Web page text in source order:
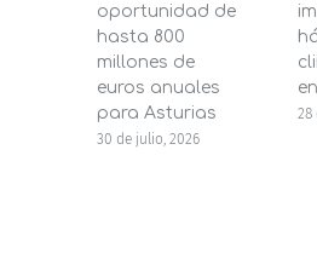
oportunidad de
hasta 800
millones de
euros anuales
para Asturias
30 de julio, 2026
28